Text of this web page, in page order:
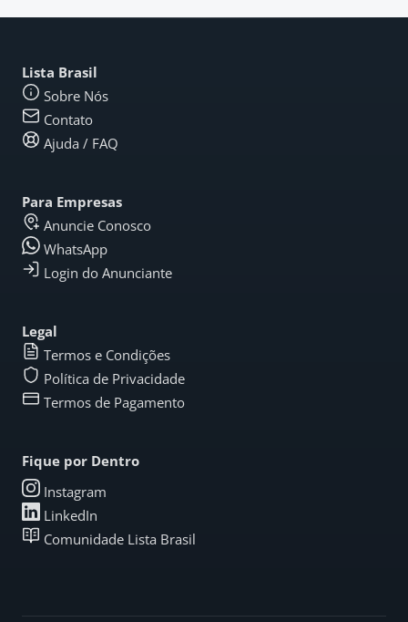
Lista Brasil
Sobre Nós
Contato
Ajuda / FAQ
Para Empresas
Anuncie Conosco
WhatsApp
Login do Anunciante
Legal
Termos e Condições
Política de Privacidade
Termos de Pagamento
Fique por Dentro
Instagram
LinkedIn
Comunidade Lista Brasil